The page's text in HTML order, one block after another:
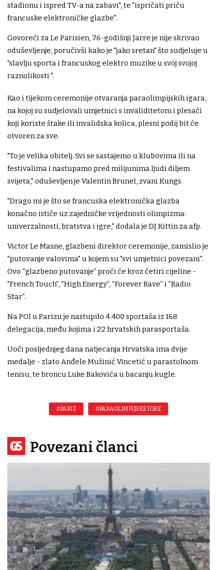
stadionu i ispred TV-a na zabavi", te "ispričati priču
francuske elektroničke glazbe".
Govoreći za Le Parisien, 76-godišnji Jarre je nije skrivao
oduševljenje, poručivši kako je "jako sretan" što sudjeluje u
"slavlju sporta i francuskog elektro muzike u svoj svojoj
raznolikosti ".
Kao i tijekom ceremonije otvaranja paraolimpijskih igara,
na kojoj su sudjelovali umjetnici s invaliditetom i plesači
koji koriste štake ili invalidska kolica, plesni podij bit će
otvoren za sve.
"To je velika obitelj. Svi se sastajemo u klubovima ili na
festivalima i nastupamo pred milijunima ljudi diljem
svijeta," oduševljen je Valentin Brunel, zvani Kungs.
"Drago mi je što se francuska elektronička glazba
konačno ističe uz zajedničke vrijednosti olimpizma:
univerzalnosti, bratstva i igre," dodala je DJ Kittin za afp.
Victor Le Masne, glazbeni direktor ceremonije, zamislio je
"putovanje valovima" u kojem su "svi umjetnici povezani".
Ovo “glazbeno putovanje” proći će kroz četiri cijeline -
"French Touch”, “High Energy”, “Forever Rave” i “Radio
Star”.
Na POI u Parizu je nastupilo 4.400 sportaša iz 168
delegacija, među kojima i 22 hrvatskih parasportaša.
Uoči posljednjeg dana natjecanja Hrvatska ima dvije
medalje - zlato Anđele Mužinić Vincetić u parastolnom
tenisu, te broncu Luke Bakovića u bacanju kugle.
#PARIZ #PARAOLIMPIJSKE IGRE
Povezani članci